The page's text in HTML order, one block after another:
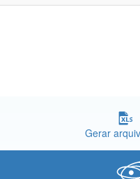
Gerar